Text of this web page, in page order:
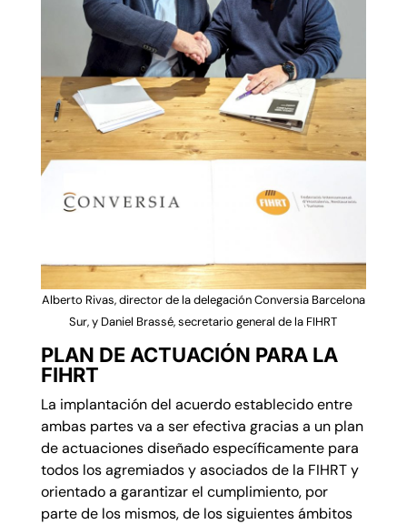
Alberto Rivas, director de la delegación Conversia Barcelona
Sur, y Daniel Brassé, secretario general de la FIHRT
PLAN DE ACTUACIÓN PARA LA
FIHRT
La implantación del acuerdo establecido entre
ambas partes va a ser efectiva gracias a un plan
de actuaciones diseñado específicamente para
todos los agremiados y asociados de la FIHRT y
orientado a garantizar el cumplimiento, por
parte de los mismos, de los siguientes ámbitos